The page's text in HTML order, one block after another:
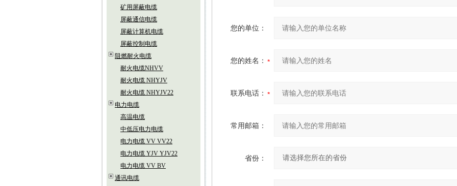
矿用屏蔽电缆
屏蔽通信电缆
屏蔽计算机电缆
屏蔽控制电缆
阻燃耐火电缆
耐火电缆NHVV
耐火电缆 NHYJV
耐火电缆 NHYJV22
电力电缆
高温电缆
中低压电力电缆
电力电缆 VV VV22
电力电缆 YJV YJV22
电力电缆 VV BV
通讯电缆
您的单位：
您的姓名：
联系电话：
常用邮箱：
省份：